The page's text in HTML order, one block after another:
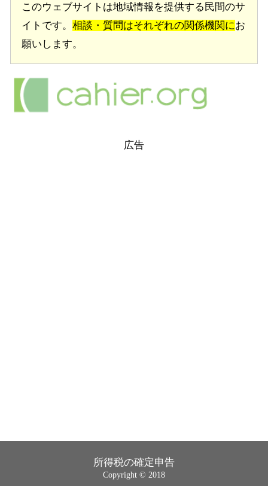
このウェブサイトは地域情報を提供する民間のサ
イトです。 相談・質問はそれぞれの関係機関にお
願いします。
所得税の確定申告
Copyright © 2018